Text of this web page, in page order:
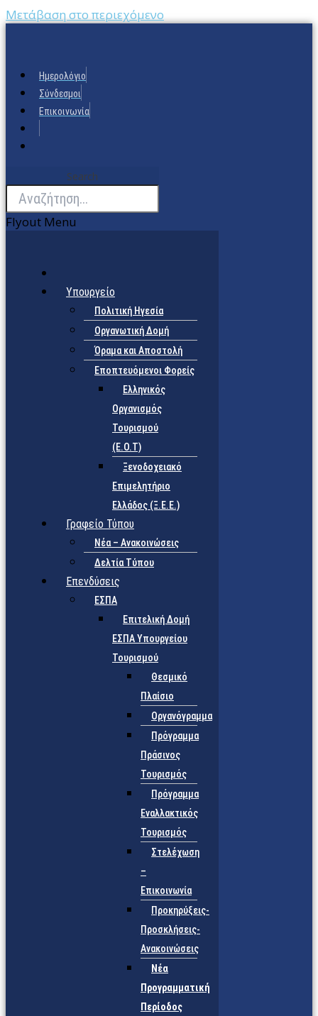
Μετάβαση στο περιεχόμενο
Ημερολόγιο
Σύνδεσμοι
Επικοινωνία
Search
Flyout Menu
Υπουργείο
Πολιτική Ηγεσία
Οργανωτική Δομή
Όραμα και Αποστολή
Εποπτευόμενοι Φορείς
Eλληνικός
Οργανισμός
Τουρισμού
(Ε.Ο.Τ)
Ξενοδοχειακό
Επιμελητήριο
Ελλάδος (Ξ.Ε.Ε.)
Γραφείο Τύπου
Νέα – Ανακοινώσεις
Δελτία Τύπου
Επενδύσεις
ΕΣΠΑ
Επιτελική Δομή
ΕΣΠΑ Υπουργείου
Τουρισμού
Θεσμικό
Πλαίσιο
Οργανόγραμμα
Πρόγραμμα
Πράσινος
Τουρισμός
Πρόγραμμα
Εναλλακτικός
Τουρισμός
Στελέχωση
–
Επικοινωνία
Προκηρύξεις-
Προσκλήσεις-
Ανακοινώσεις
Νέα
Προγραμματική
Περίοδος